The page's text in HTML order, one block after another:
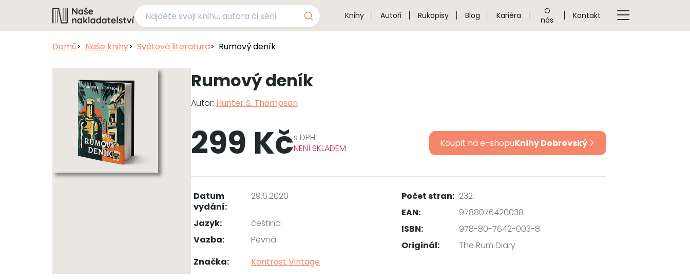
Knihy Autoři Rukopisy Blog Kariéra
O
nás
Kontakt
Domů Naše knihy Světová literatura Rumový deník
Rumový deník
Autor: Hunter S. Thompson
299 Kčs DPH
NENÍ SKLADEM
Koupit na e-shopuKnihy Dobrovský
Datum
vydání:
29.6.2020
Jazyk:
čeština
Vazba:
Pevná
Počet stran: 232
EAN:
9788076420038
ISBN:
978-80-7642-003-8
Originál:
The Rum Diary
Značka:
Kontrast Vintage